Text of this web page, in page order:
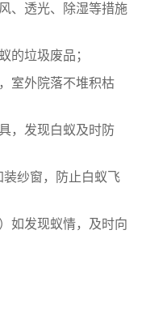
、透光、除湿等措施
垃圾废品；
室外院落不堆积枯
，发现白蚁及时防
纱窗，防止白蚁飞
如发现蚁情，及时向